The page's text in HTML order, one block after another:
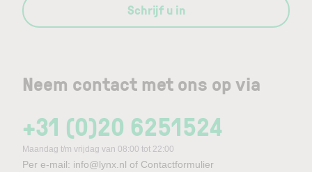
Neem contact met ons op via
+31 (0)20 6251524
Maandag t/m vrijdag van 08:00 tot 22:00
Per e-mail: info@lynx.nl of Contactformulier
Schrijf u in